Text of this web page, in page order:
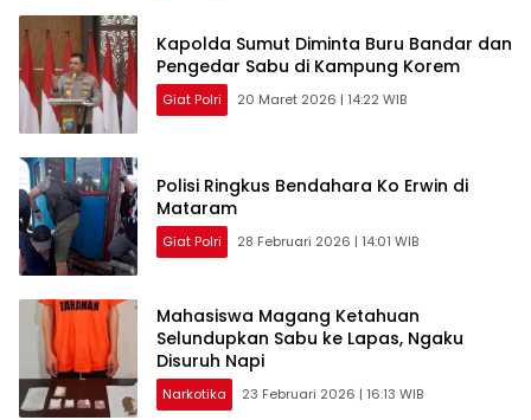
Kapolda Sumut Diminta Buru Bandar dan
Pengedar Sabu di Kampung Korem
Giat Polri 20 Maret 2026 | 14:22 WIB
Polisi Ringkus Bendahara Ko Erwin di
Mataram
Giat Polri 28 Februari 2026 | 14:01 WIB
Mahasiswa Magang Ketahuan
Selundupkan Sabu ke Lapas, Ngaku
Disuruh Napi
Narkotika 23 Februari 2026 | 16:13 WIB